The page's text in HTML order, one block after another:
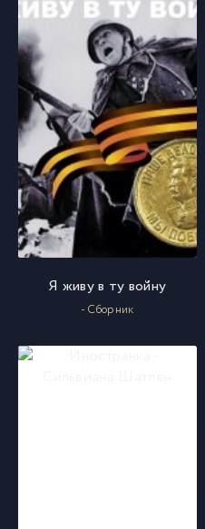
68 68_Snezhnye_zimy
69 69_Snezhnye_zimy
70 70_Snezhnye_zimy
71 71_Snezhnye_zimy
Я живу в ту войну
- Сборник